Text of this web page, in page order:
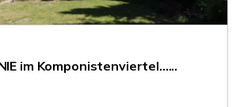
im Komponistenviertel......